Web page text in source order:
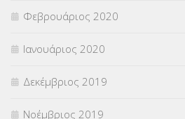
Φεβρουάριος 2020
Ιανουάριος 2020
Δεκέμβριος 2019
Νοέμβριος 2019